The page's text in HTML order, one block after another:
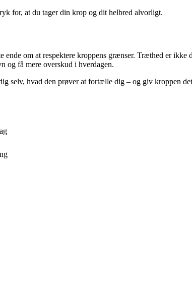
for, at du tager din krop og dit helbred alvorligt.
om at respektere kroppens grænser. Træthed er
og få mere overskud i hverdagen.
selv, hvad den prøver at fortælle dig – og giv kroppen